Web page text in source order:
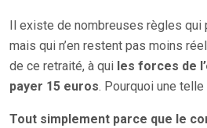
Il existe de nombreuses règles qui
mais qui n’en restent pas moins
de ce retraité, à qui les forces de
payer 15 euros. Pourquoi une telle
Tout simplement parce que le